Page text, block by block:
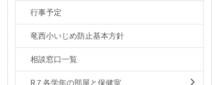
行事予定
竜西小いじめ防止基本方針
相談窓口一覧
R７各学年の部屋と保健室